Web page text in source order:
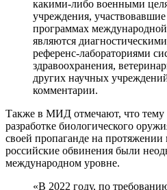
какими-либо военными
учреждения,
программах
являются
референс-лабораториями
здравоохранения,
других научных
комментарии.
Также в МИД отмечают, что тему
разработке биологического
своей пропаганде на протяжении
российские обвинения были
международном уровне.
«В 2022 году, по